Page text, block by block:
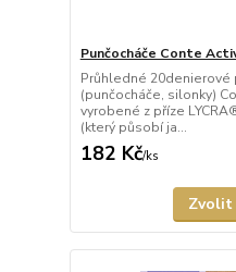
Punčocháče Conte
Průhledné 20denierové
(punčocháče, silonky)
vyrobené z příze
(který působí ja...
182 Kč/ks
Zvolit